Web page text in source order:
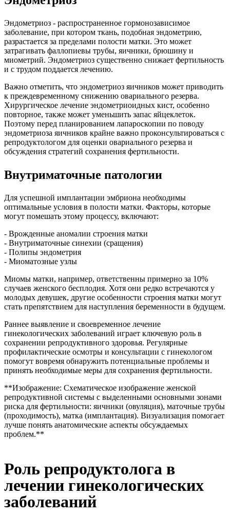
Эндометриоз - распространенное гормонозависимое
заболевание, при котором ткань, подобная эндометрию,
разрастается за пределами полости матки. Это может
затрагивать фаллопиевы трубы, яичники, брюшину и
миометрий. Эндометриоз существенно снижает фертильность
и с трудом поддается лечению.
Важно отметить, что эндометриоз яичников может приводить
к преждевременному снижению овариального резерва.
Хирургическое лечение эндометриоидных кист, особенно
повторное, также может уменьшить запас яйцеклеток.
Поэтому перед планированием лапароскопии по поводу
эндометриоза яичников крайне важно проконсультироваться с
репродуктологом для оценки овариального резерва и
обсуждения стратегий сохранения фертильности.
Внутриматочные патологии
Для успешной имплантации эмбриона необходимы
оптимальные условия в полости матки. Факторы, которые
могут помешать этому процессу, включают:
- Врожденные аномалии строения матки
- Внутриматочные синехии (сращения)
- Полипы эндометрия
- Миоматозные узлы
Миомы матки, например, ответственны примерно за 10%
случаев женского бесплодия. Хотя они редко встречаются у
молодых девушек, другие особенности строения матки могут
стать препятствием для наступления беременности в будущем.
Раннее выявление и своевременное лечение
гинекологических заболеваний играет ключевую роль в
сохранении репродуктивного здоровья. Регулярные
профилактические осмотры и консультации с гинекологом
помогут вовремя обнаружить потенциальные проблемы и
принять необходимые меры для сохранения фертильности.
**Изображение: Схематическое изображение женской
репродуктивной системы с выделенными основными зонами
риска для фертильности: яичники (овуляция), маточные трубы
(проходимость), матка (имплантация). Визуализация помогает
лучше понять анатомические аспекты обсуждаемых
проблем.**
Роль репродуктолога в
лечении гинекологических
заболеваний